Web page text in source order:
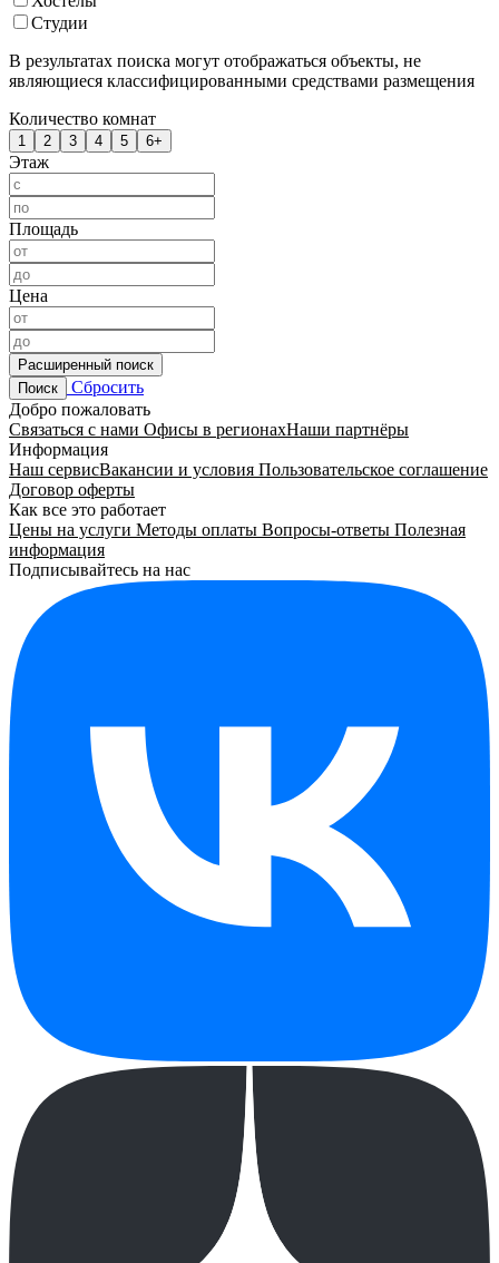
Студии
В результатах поиска могут отображаться объекты, не
являющиеся классифицированными средствами размещения
Количество комнат
1 2 3 4 5 6+
Этаж
Площадь
Цена
Расширенный поиск
Поиск
Сбросить
Добро пожаловать
Связаться с нами Офисы в регионахНаши партнёры
Информация
Наш сервисВакансии и условия Пользовательское соглашение
Договор оферты
Как все это работает
Цены на услуги Методы оплаты Вопросы-ответы Полезная
информация
Подписывайтесь на нас